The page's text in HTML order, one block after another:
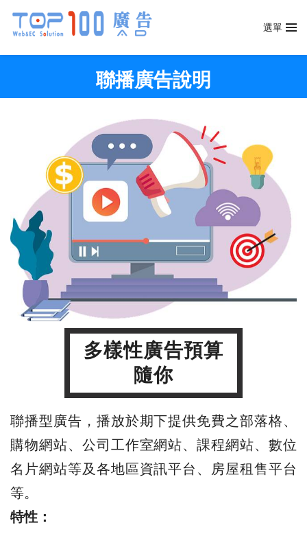
選單
聯播廣告說明
多樣性廣告預算
隨你
聯播型廣告，播放於期下提供免費之部落格、
購物網站、公司工作室網站、課程網站、數位
名片網站等及各地區資訊平台、房屋租售平台
等。
特性：